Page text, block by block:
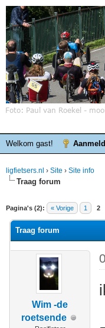
Welkom gast!
ligfietsers.nl › Site › Site info
Traag forum
Pagina's (2): « Vorige 1 2
waardering is 0
Traag forum
Wim -de
roetsende